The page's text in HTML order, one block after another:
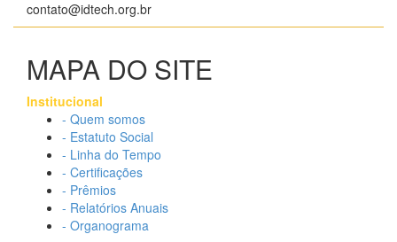
contato@idtech.org.br
MAPA DO SITE
Institucional
- Quem somos
- Estatuto Social
- Linha do Tempo
- Certificações
- Prêmios
- Relatórios Anuais
- Organograma